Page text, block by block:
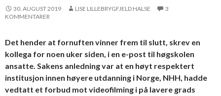
30. AUGUST 2019 LISE LILLEBRYGFJELD HALSE
3
KOMMENTARER
Det hender at fornuften vinner frem til slutt, skrev en
kollega for noen uker siden, i en e-post til høgskolen
ansatte. Sakens anledning var at en høyt respektert
institusjon innen høyere utdanning i Norge, NHH, hadde
vedtatt et forbud mot videofilming i på lavere grads